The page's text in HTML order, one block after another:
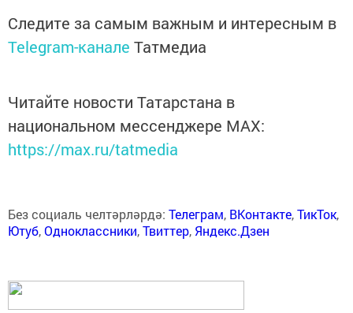
Следите за самым важным и интересным в
Telegram-канале Татмедиа
Читайте новости Татарстана в
национальном мессенджере MАХ:
https://max.ru/tatmedia
Без социаль челтәрләрдә: Телеграм, ВКонтакте,ТикТок,
Ютуб,Одноклассники,Твиттер, Яндекс.Дзен